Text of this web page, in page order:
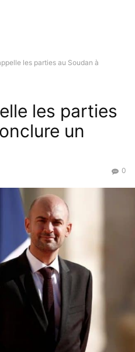
les parties au Soudan à
les parties
un
0